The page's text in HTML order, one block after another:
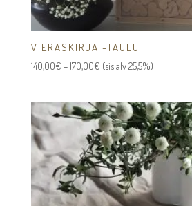
VIERASKIRJA -TAULU
140,00€ –170,00€Hintaluokka:
170,00€
(sis alv 25,5%)